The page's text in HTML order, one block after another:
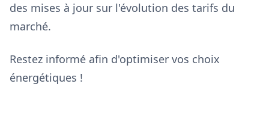
des mises à jour sur l'évolution des tarifs du
marché.
Restez informé afin d'optimiser vos choix
énergétiques !